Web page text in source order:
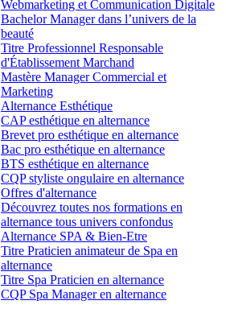
Webmarketing et Communication Digitale
Bachelor Manager dans l’univers de la
beauté
Titre Professionnel Responsable
d'Établissement Marchand
Mastère Manager Commercial et
Marketing
Alternance Esthétique
CAP esthétique en alternance
Brevet pro esthétique en alternance
Bac pro esthétique en alternance
BTS esthétique en alternance
CQP styliste ongulaire en alternance
Offres d'alternance
Découvrez toutes nos formations en
alternance tous univers confondus
Alternance SPA & Bien-Etre
Titre Praticien animateur de Spa en
alternance
Titre Spa Praticien en alternance
CQP Spa Manager en alternance